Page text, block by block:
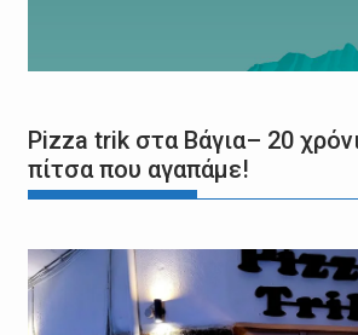
Pizza trik στα Βάγια– 20
πίτσα που αγαπάμε!